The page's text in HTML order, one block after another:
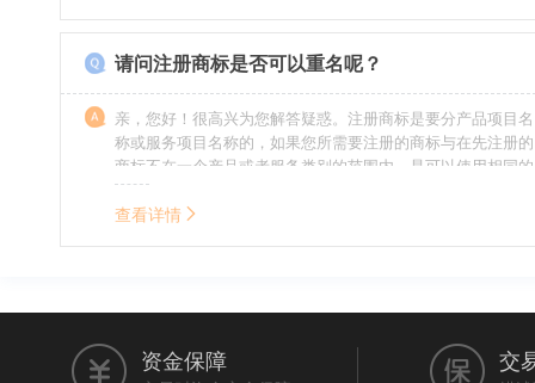
请问注册商标是否可以重名呢？
亲，您好！很高兴为您解答疑惑。注册商标是要分产品项目名
称或服务项目名称的，如果您所需要注册的商标与在先注册的
商标不在一个产品或者服务类别的范围内，是可以使用相同的
名称的。希望我的回答能帮到您。
查看详情
资金保障 交